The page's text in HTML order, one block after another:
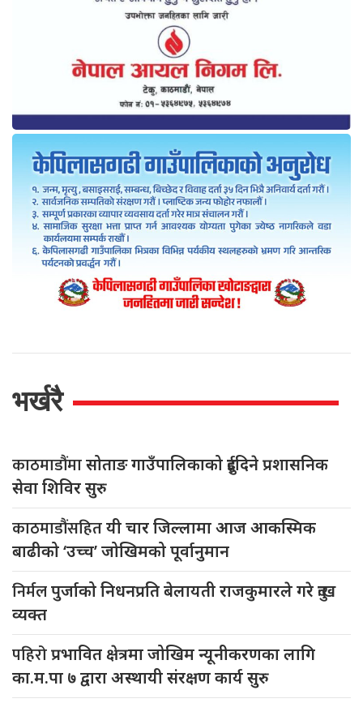
भर्खरै
काठमाडौंमासोताङ गाउँपालिकाको दुईदिने प्रशासनिक
सेवा शिविर सुरु
काठमाडौंसहितयी चार जिल्लामा आज आकस्मिक
बाढीको ‘उच्च’ जोखिमको पूर्वानुमान
निर्मलपुर्जाको निधनप्रति बेलायती राजकुमारले गरे दुःख
व्यक्त
पहिरोप्रभावित क्षेत्रमा जोखिम न्यूनीकरणका लागि
का.म.पा ७ द्वारा अस्थायी संरक्षण कार्य सुरु